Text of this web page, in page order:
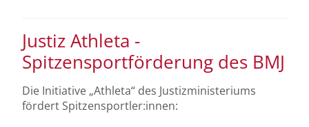
Justiz Athleta -
Spitzensportförderung des BMJ
Die Initiative „Athleta“ des Justizministeriums
fördert Spitzensportler:innen: